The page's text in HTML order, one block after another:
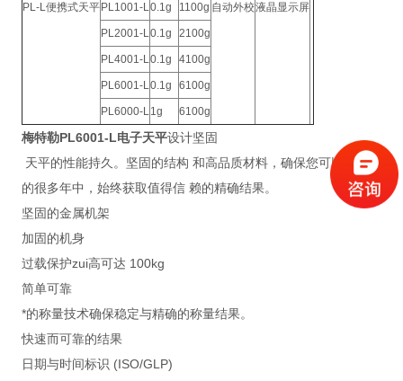
PL-L便携式天平 自动外校液晶显示屏
PL1001-L0.1g 1100g
PL2001-L0.1g 2100g
PL4001-L0.1g 4100g
PL6001-L0.1g 6100g
PL6000-L1g 6100g
梅特勒PL6001-L电子天平设计坚固
天平的性能持久。坚固的结构 和高品质材料，确保您可以在未 来
的很多年中，始终获取值得信 赖的精确结果。
坚固的金属机架
加固的机身
过载保护zui高可达 100kg
简单可靠
*的称量技术确保稳定与精确的称量结果。
快速而可靠的结果
日期与时间标识 (ISO/GLP)